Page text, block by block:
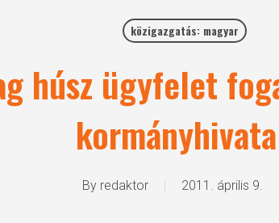
közigazgatás: magyar
húsz ügyfelet
By redaktor 2011. április 9.